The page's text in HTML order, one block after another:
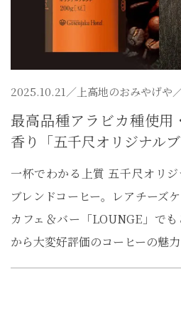
2025.10.21／ 上高地のおみやげや
最高品種アラビカ種使用
香り「五千尺オリジナルブ
一杯でわかる上質 五千尺オリ
ブレンドコーヒー。レアチーズ
カフェ＆バー「LOUNGE」で
から大変好評価のコーヒーの魅